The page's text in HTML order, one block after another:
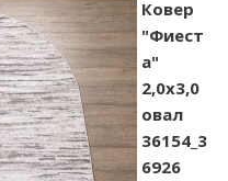
Ковер
"Фиест
а"
2,0х3,0
овал
36154_3
6926